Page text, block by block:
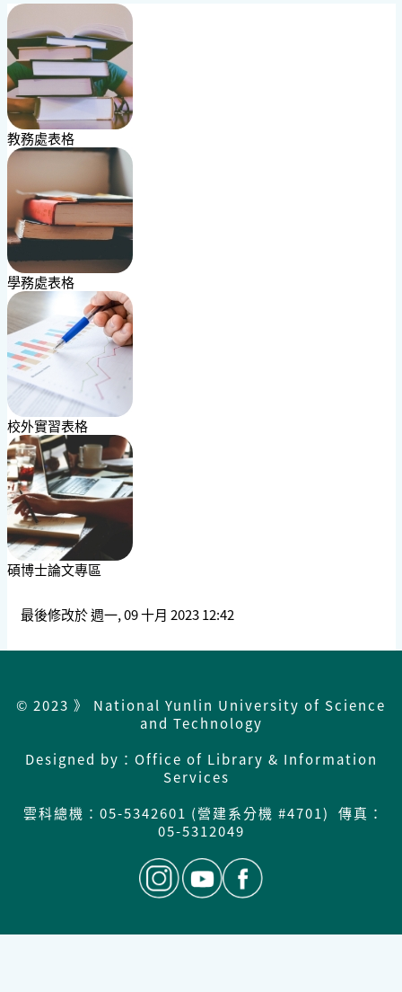
教務處表格
學務處表格
校外實習表格
碩博士論文專區
最後修改於 週一, 09 十月 2023 12:42
© 2023 》 National Yunlin University of Science
and Technology
Designed by：Office of Library & Information
Services
雲科總機： 05-5342601 (營建系分機 #4701) 傳真：
05-5312049